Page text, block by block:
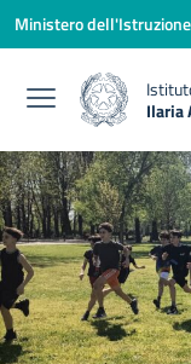
Vai ai contenuti
Vai al menu di
Vai al footer
Ministero
Ilaria